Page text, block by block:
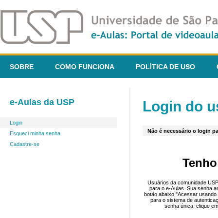
SOBRE COMO FUNCIONA POLÍTICA DE USO
e-Aulas da USP
Login
Esqueci minha senha
Cadastre-se
Login do
Não é necessário o login
Usuários da comunidade
para o e-Aulas. Sua senha
botão abaixo "Acessar
para o sistema de
senha única, clique